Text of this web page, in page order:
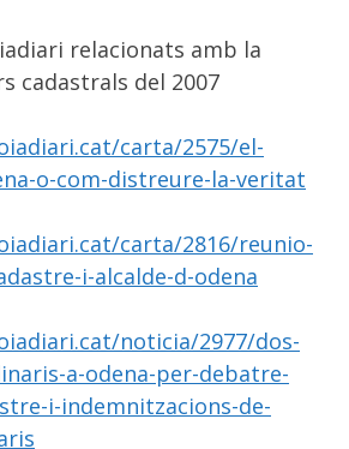
relacionats amb la
cadastrals del 2007
carta/2575/el-
o-com-distreure-la-veritat
carta/2816/reunio-
i-alcalde-d-odena
noticia/2977/dos-
a-odena-per-debatre-
i-indemnitzacions-de-